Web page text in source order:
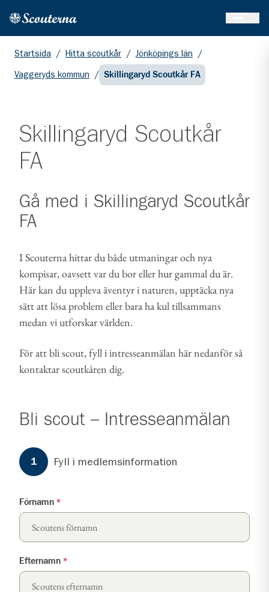
Hem
Startsida / Hitta scoutkår / Jönköpings län /
Vaggeryds kommun / Skillingaryd Scoutkår FA
Skillingaryd Scoutkår
FA
Gå med i Skillingaryd Scoutkår
FA
I Scouterna hittar du både utmaningar och nya
kompisar, oavsett var du bor eller hur gammal du är.
Här kan du uppleva äventyr i naturen, upptäcka nya
sätt att lösa problem eller bara ha kul tillsammans
medan vi utforskar världen.
För att bli scout, fyll i intresseanmälan här nedanför så
kontaktar scoutkåren dig.
Bli scout – Intresseanmälan
Formuläret har steg.
1 Steg1
Fyll i medlemsinformation
Förnamn *
Efternamn *